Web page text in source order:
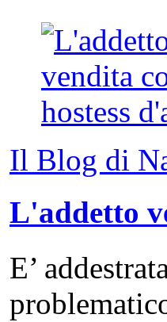
Il Blog di
L'addetto
E’